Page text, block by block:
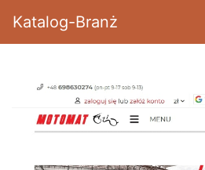
Katalog-Branż